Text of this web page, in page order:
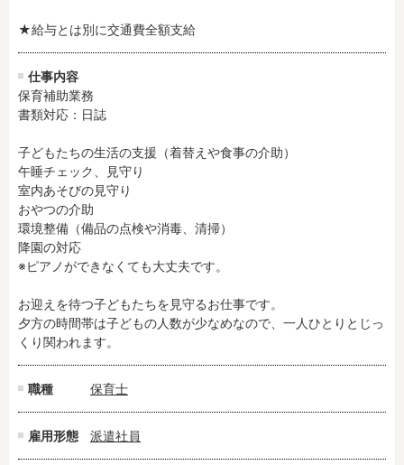
★給与とは別に交通費全額支給
仕事内容
保育補助業務
書類対応：日誌
子どもたちの生活の支援（着替えや食事の介助）
午睡チェック、見守り
室内あそびの見守り
おやつの介助
環境整備（備品の点検や消毒、清掃）
降園の対応
※ピアノができなくても大丈夫です。
お迎えを待つ子どもたちを見守るお仕事です。
夕方の時間帯は子どもの人数が少なめなので、一人ひとりとじっ
くり関われます。
職種 保育士
雇用形態 派遣社員
社会保険完備
男性保育士
オープニング求人
株式会社
月収見込み
〜
フリーワード検索